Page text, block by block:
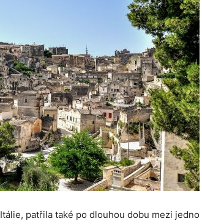
patřila také po dlouhou dobu mezi jedno